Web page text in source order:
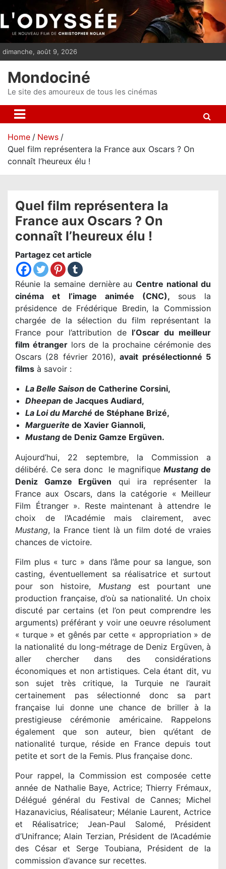
i
p
t
n
dimanche, août 9, 2026
Mondociné
Le site des amoureux de tous les cinémas
Home
News
Quel film représentera la France aux Oscars ? On
connaît l’heureux élu !
Quel film représentera la
France aux Oscars ? On
connaît l’heureux élu !
Partagez cet article
Réunie la semaine dernière auCentre national du
cinéma et l’image animée (CNC), sous la
présidence de Frédérique Bredin, la Commission
chargée de la sélection du film représentant la
France pour l’attribution de l’Oscar du meilleur
film étranger lors de la prochaine cérémonie des
Oscars (28 février 2016),avait présélectionné 5
films à savoir :
La Belle Saison de Catherine Corsini,
Dheepan de Jacques Audiard,
La Loi du Marché de Stéphane Brizé,
Marguerite de Xavier Giannoli,
Mustang de Deniz Gamze Ergüven.
Aujourd’hui, 22 septembre, la Commission a
délibéré. Ce sera donc le magnifiqueMustang de
Deniz Gamze Ergüven qui ira représenter la
France aux Oscars, dans la catégorie « Meilleur
Film Étranger ». Reste maintenant à attendre le
choix de l’Académie mais clairement, avec
Mustang, la France tient là un film doté de vraies
chances de victoire.
Film plus « turc » dans l’âme pour sa langue, son
casting, éventuellement sa réalisatrice et surtout
pour son histoire, Mustangest pourtant une
production française, d’où sa nationalité. Un choix
discuté par certains (et l’on peut comprendre les
arguments) préférant y voir une oeuvre résolument
« turque » et gênés par cette « appropriation » de
la nationalité du long-métrage de Deniz Ergüven, à
aller chercher dans des considérations
économiques et non artistiques. Cela étant dit, vu
son sujet très critique, la Turquie ne l’aurait
certainement pas sélectionné donc sa part
française lui donne une chance de briller à la
prestigieuse cérémonie américaine. Rappelons
également que son auteur, bien qu’étant de
nationalité turque, réside en France depuis tout
petite et sort de la Femis. Plus française donc.
Pour rappel, la Commission est composée cette
année de Nathalie Baye, Actrice; Thierry Frémaux,
Délégué général du Festival de Cannes; Michel
Hazanavicius, Réalisateur; Mélanie Laurent, Actrice
et Réalisatrice; Jean-Paul Salomé, Président
d’Unifrance; Alain Terzian, Président de l’Académie
des César et Serge Toubiana, Président de la
commission d’avance sur recettes.